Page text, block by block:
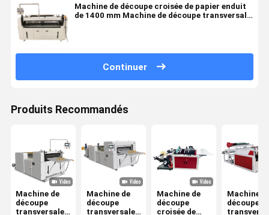
Machine de découpe croisée de papier enduit
de 1400 mm Machine de découpe transversale
Continuer
Produits Recommandés
Machine de
découpe
transversale
Machine de
découpe
transversale
Machine de
découpe
croisée de
Machine
découpe